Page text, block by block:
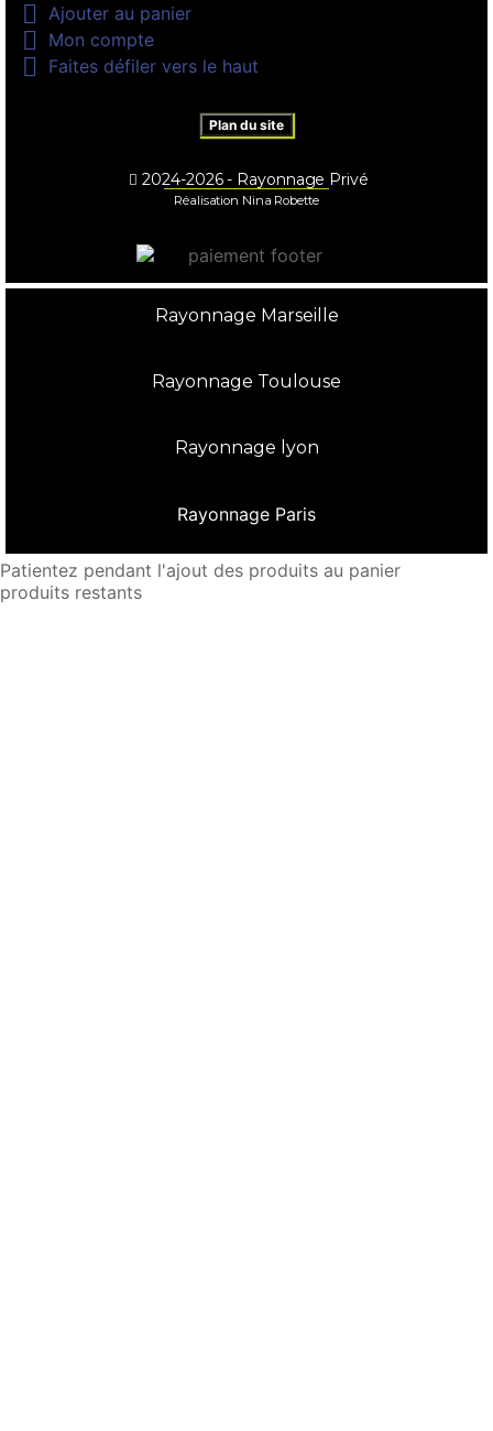
 Ajouter au panier
 Mon compte
 Faites défiler vers le haut
Plan du site
2024-2026 - Rayonnage Privé
Réalisation Nina Robette
Rayonnage Marseille
Rayonnage Toulouse
Rayonnage lyon
Rayonnage Paris
Patientez pendant l'ajout des produits au panier
produits restants